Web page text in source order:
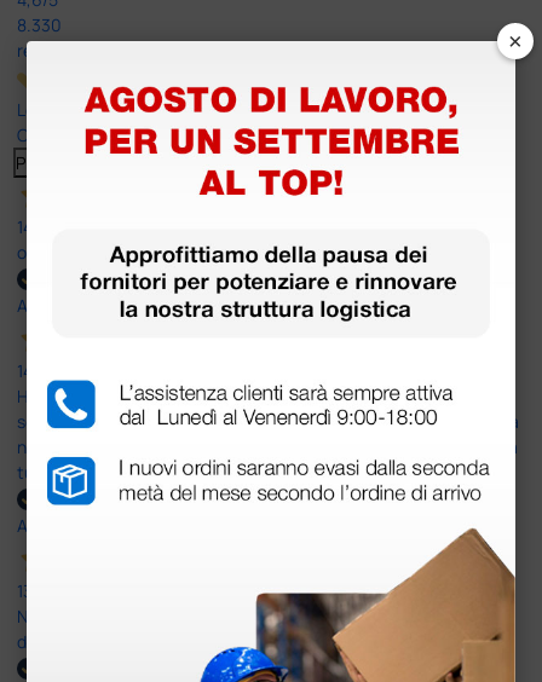
8.330
recensioni
Le nostre recensioni a 4 e 5 stelle.
Clicca qui per leggerle tutte >
Precedente
Successivo
14 Luglio 2026
ottima
Acquirente verificato
14 Luglio 2026
Ho acquistato un ecografo da Doctor Shop e sono rimasto molto
soddisfatto dell'esperienza. Apparecchiatura di qualità, consegna
nei tempi previsti e un servizio clienti disponibile che ha risposto a
tutti i miei dubbi prima dell'acquisto. Consigliato
Acquirente verificato
13 Luglio 2026
Nulla da eccepire. Tutto estremamente chiaro e corretto,
dall’ordine alla consegna.
×